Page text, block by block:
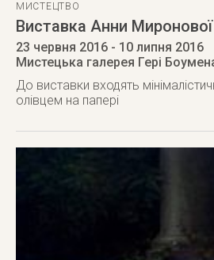
МИСТЕЦТВО
Виставка Анни Миронової
23 червня 2016 - 10 липня 2016
Мистецька галерея Гері
До виставки входять
олівцем на папері